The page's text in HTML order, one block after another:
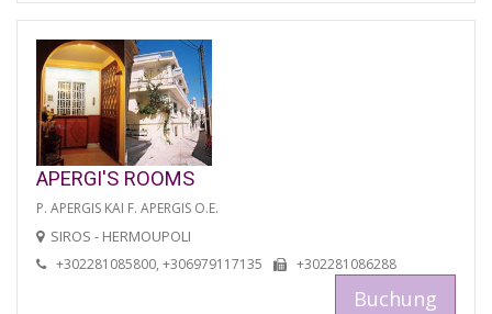
APERGI'S ROOMS
P. APERGIS KAI F. APERGIS O.E.
SIROS - HERMOUPOLI
+302281085800, +306979117135 +302281086288
Buchung